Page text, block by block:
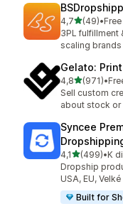
4,7z 5 hvězd
(49)
Celkový počet
•
3PL fulfillment
scaling brands
Gelato:
4,8z 5 hvězd
(971)
Celkový počet
•
Sell custom
about stock
Syncee
4,1z 5 hvězd
(499)
Celkový počet
•
Dropship
USA, EU,
Built for